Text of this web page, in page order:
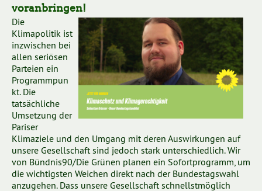
voranbringen!
Die
Klimapolitik ist
inzwischen bei
allen seriösen
Parteien ein
Programmpun
kt. Die
tatsächliche
Umsetzung der
Pariser
Klimaziele und den Umgang mit deren Auswirkungen auf
unsere Gesellschaft sind jedoch stark unterschiedlich. Wir
von Bündnis90/Die Grünen planen ein Sofortprogramm, um
die wichtigsten Weichen direkt nach der Bundestagswahl
anzugehen. Dass unsere Gesellschaft schnellstmöglich